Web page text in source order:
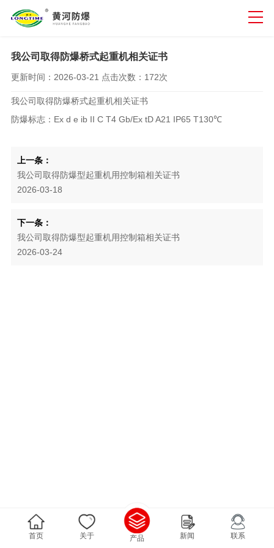
我公司取得防爆桥式起重机相关证书
更新时间： 2026-03-21 点击次数： 172次
我公司取得防爆桥式起重机相关证书
防爆标志：Ex d e ib II C T4 Gb/Ex tD A21 IP65 T130℃
上一条：
我公司取得防爆型起重机用控制箱相关证书
2026-03-18
下一条：
我公司取得防爆型起重机用控制箱相关证书
2026-03-24
首页 关于 产品 新闻 联系